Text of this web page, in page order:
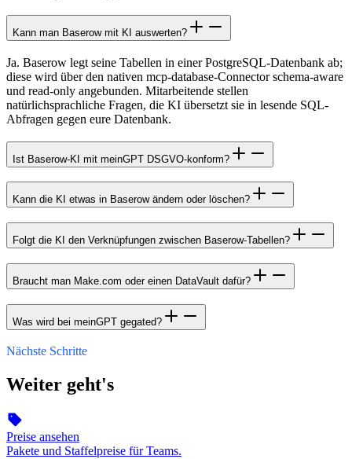
Kann man Baserow mit KI auswerten?
Ja. Baserow legt seine Tabellen in einer PostgreSQL-Datenbank ab;
diese wird über den nativen mcp-database-Connector schema-aware
und read-only angebunden. Mitarbeitende stellen
natürlichsprachliche Fragen, die KI übersetzt sie in lesende SQL-
Abfragen gegen eure Datenbank.
Ist Baserow-KI mit meinGPT DSGVO-konform?
Kann die KI etwas in Baserow ändern oder löschen?
Folgt die KI den Verknüpfungen zwischen Baserow-Tabellen?
Braucht man Make.com oder einen DataVault dafür?
Was wird bei meinGPT gegated?
Nächste Schritte
Weiter geht's
Preise ansehen
Pakete und Staffelpreise für Teams.